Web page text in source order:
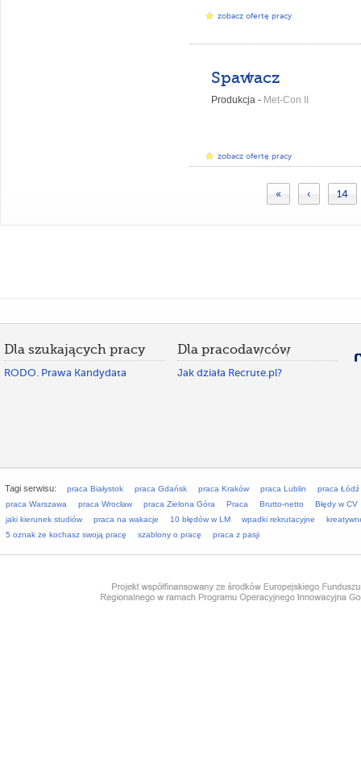
zobacz ofertę pracy
Spawacz
Produkcja - Met-Con II
zobacz ofertę pracy
« ‹ 14
Dla szukających pracy
RODO. Prawa Kandydata
Dla pracodawców
Jak działa Recrute.pl?
Tagi serwisu: praca Białystok praca Gdańsk praca Kraków praca Lublin
praca Łódź
praca Warszawa
praca Wrocław praca Zielona Góra Praca Brutto-netto
Błędy w CV
jaki kierunek studiów
praca na wakacje 10 błędów w LM wpadki rekrutacyjne
5 oznak że kochasz swoją pracę
szablony o pracę praca z pasji